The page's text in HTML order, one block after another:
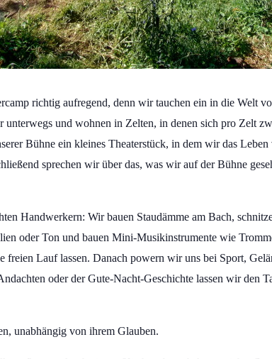
richtig aufregend, denn wir tauchen ein in die Welt
und wohnen in Zelten, in denen sich pro Zelt
Bühne ein kleines Theaterstück, in dem wir das
sprechen wir über das, was wir auf der Bühne
Handwerkern: Wir bauen Staudämme am Bach,
oder Ton und bauen Mini-Musikinstrumente wie
freien Lauf lassen. Danach powern wir uns bei Sport,
oder der Gute-Nacht-Geschichte lassen wir den
unabhängig von ihrem Glauben.